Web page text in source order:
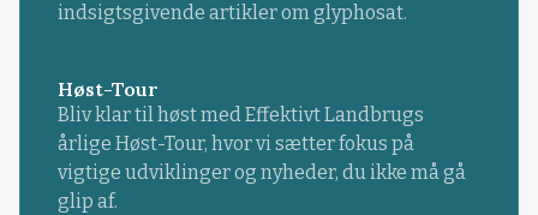
indsigtsgivende artikler om glyphosat.
Høst-Tour
Bliv klar til høst med Effektivt Landbrugs
årlige Høst-Tour, hvor vi sætter fokus på
vigtige udviklinger og nyheder, du ikke må gå
glip af.